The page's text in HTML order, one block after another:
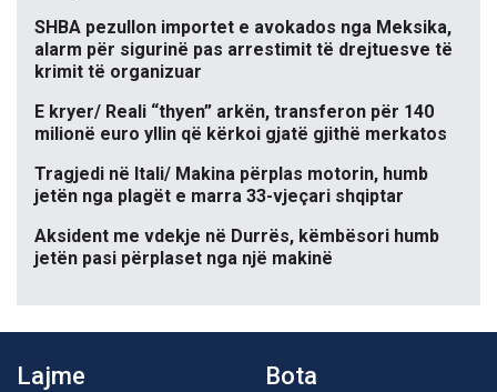
SHBA pezullon importet e avokados nga Meksika,
alarm për sigurinë pas arrestimit të drejtuesve të
krimit të organizuar
E kryer/ Reali “thyen” arkën, transferon për 140
milionë euro yllin që kërkoi gjatë gjithë merkatos
Tragjedi në Itali/ Makina përplas motorin, humb
jetën nga plagët e marra 33-vjeçari shqiptar
Aksident me vdekje në Durrës, këmbësori humb
jetën pasi përplaset nga një makinë
Lajme Bota